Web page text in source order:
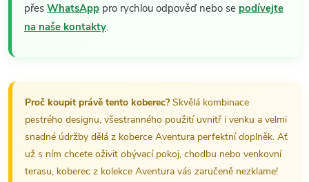
přes WhatsApp pro rychlou odpověď nebo se podívejte
na naše kontakty.
Proč koupit právě tento koberec?Skvělá kombinace
pestrého designu, všestranného použití uvnitř i venku a velmi
snadné údržby dělá z koberce Aventura perfektní doplněk. Ať
už s ním chcete oživit obývací pokoj, chodbu nebo venkovní
terasu, koberec z kolekce Aventura vás zaručeně nezklame!